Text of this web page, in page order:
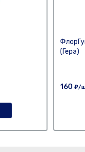
(Гера)
160 ₽/